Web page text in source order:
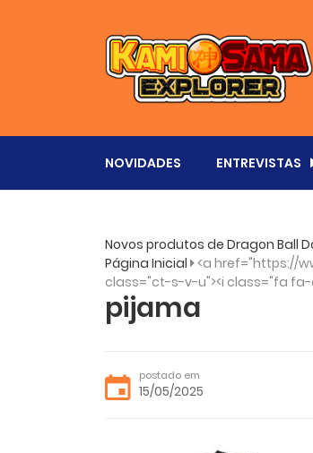
NOVIDADES ENTREVISTAS
Novos produtos de Dragon Ball
Página Inicial <a href="https://
class="ct-s-v-u"><i class="fa fa-
pijama
postado em
15/05/2025